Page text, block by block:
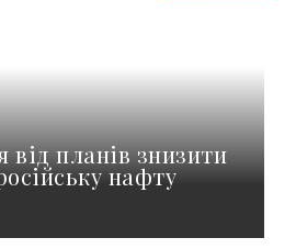
від планів знизити
нафту